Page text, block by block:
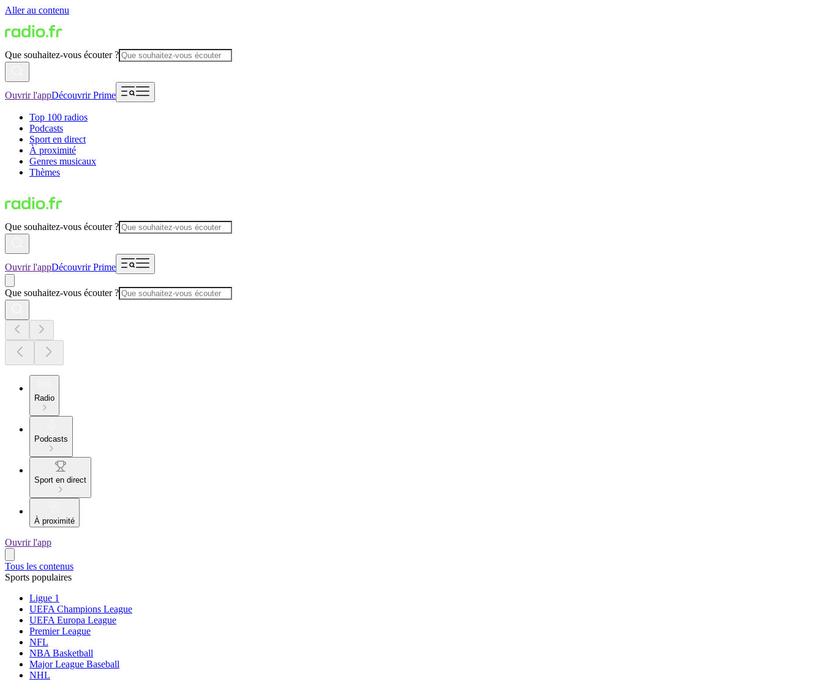
Aller au contenu
Que souhaitez-vous écouter ?
Ouvrir l'appDécouvrir Prime
Top 100 radios
Podcasts
Sport en direct
À proximité
Genres musicaux
Thèmes
Que souhaitez-vous écouter ?
Ouvrir l'appDécouvrir Prime
Que souhaitez-vous écouter ?
Radio
Podcasts
Sport en direct
À proximité
Ouvrir l'app
Tous les contenus
Sports populaires
Ligue 1
UEFA Champions League
UEFA Europa League
Premier League
NFL
NBA Basketball
Major League Baseball
NHL